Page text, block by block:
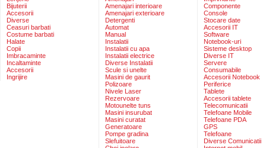
Bijuterii
Accesorii
Diverse
Ceasuri barbati
Costume barbati
Halate
Copii
Imbracaminte
Incaltaminte
Accesorii
Ingrijire
Amenajari interioare
Amenajari exterioare
Detergenti
Automat
Manual
Instalatii
Instalatii cu apa
Instalatii electrice
Diverse Instalatii
Scule si unelte
Masini de gaurit
Polizoare
Nivele Laser
Rezervoare
Motounelte tuns
Masini insurubat
Masini curatat
Generatoare
Pompe gradina
Slefuitoare
Componente
Console
Stocare date
Accesorii IT
Software
Notebook-uri
Sisteme desktop
Diverse IT
Servere
Consumabile
Accesorii Notebook
Periferice
Tablete
Accesorii tablete
Telecomunicatii
Telefoane Mobile
Telefoane PDA
GPS
Telefoane
Diverse Comunicatii